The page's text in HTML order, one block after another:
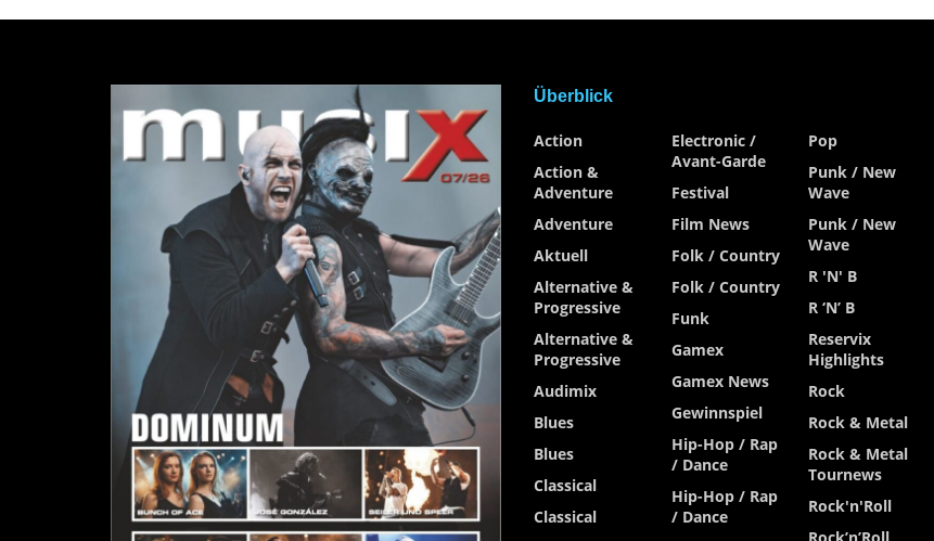
Überblick
Action
Action &
Adventure
Adventure
Aktuell
Alternative &
Progressive
Alternative &
Progressive
Audimix
Blues
Blues
Classical
Classical
Electronic /
Avant-Garde
Festival
Film News
Folk / Country
Folk / Country
Funk
Gamex
Gamex News
Gewinnspiel
Hip-Hop / Rap
/ Dance
Hip-Hop / Rap
/ Dance
Pop
Punk / New
Wave
Punk / New
Wave
R 'n' B
R ‘n’ B
Reservix
Highlights
Rock
Rock & Metal
Rock & Metal
Tournews
Rock'n'Roll
Rock’n’Roll